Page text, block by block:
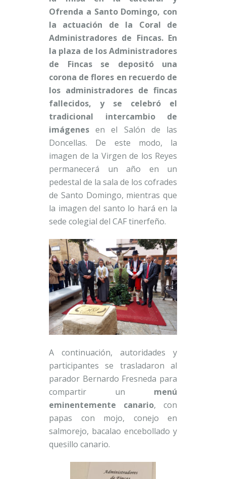
Ofrenda a Santo Domingo, con
la actuación de la Coral de
Administradores de Fincas. En
la plaza de los Administradores
de Fincas se depositó una
corona de flores en recuerdo de
los administradores de fincas
fallecidos, y se celebró el
tradicional intercambio de
imágenes en el Salón de las
Doncellas. De este modo, la
imagen de la Virgen de los Reyes
permanecerá un año en un
pedestal de la sala de los cofrades
de Santo Domingo, mientras que
la imagen del santo lo hará en la
sede colegial del CAF tinerfeño.
A continuación, autoridades y
participantes se trasladaron al
parador Bernardo Fresneda para
compartir un menú
eminentemente canario, con
papas con mojo, conejo en
salmorejo, bacalao encebollado y
quesillo canario.